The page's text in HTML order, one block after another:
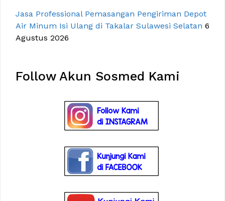
Jasa Professional Pemasangan Pengiriman Depot
Air Minum Isi Ulang di Takalar Sulawesi Selatan 6
Agustus 2026
Follow Akun Sosmed Kami